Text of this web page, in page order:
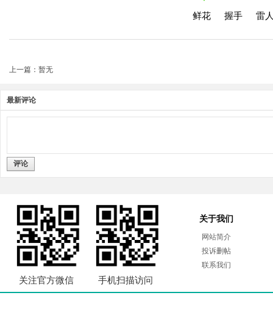
鲜花 握手 雷
上一篇：暂无
最新评论
评论
关注官方微信 手机扫描访问
关于我们
网站简介
投诉删帖
联系我们